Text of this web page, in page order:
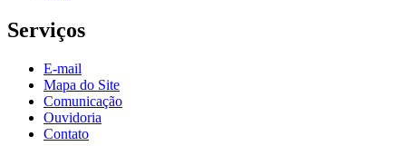
Serviços
E-mail
Mapa do Site
Comunicação
Ouvidoria
Contato